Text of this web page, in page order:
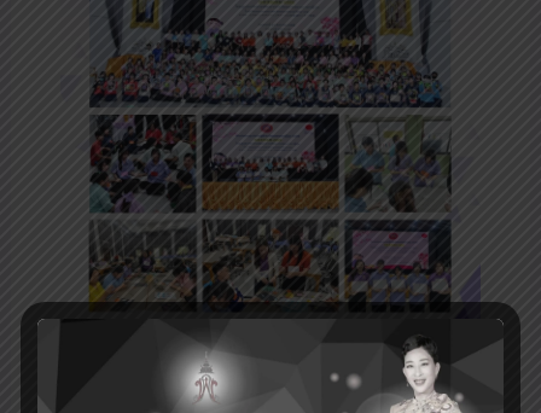
Workshop ความรู้ด้านวัฒนธรรมญี่ปุ่น